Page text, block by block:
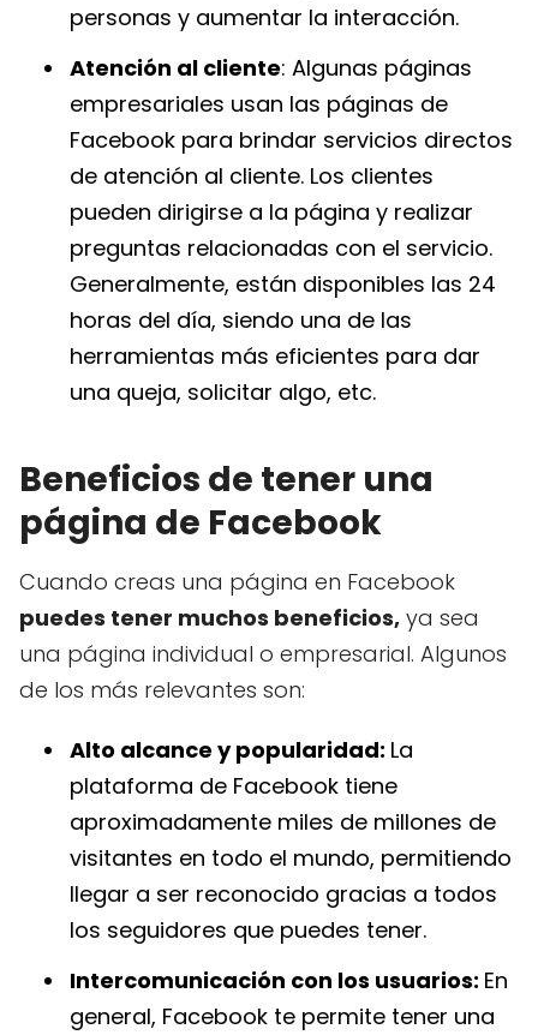
personas y aumentar la interacción.
Atención al cliente: Algunas páginas
empresariales usan las páginas de
Facebook para brindar servicios directos
de atención al cliente. Los clientes
pueden dirigirse a la página y realizar
preguntas relacionadas con el servicio.
Generalmente, están disponibles las 24
horas del día, siendo una de las
herramientas más eficientes para dar
una queja, solicitar algo, etc.
Beneficios de tener una
página de Facebook
Cuando creas una página en Facebook
puedes tener muchos beneficios, ya sea
una página individual o empresarial. Algunos
de los más relevantes son:
Alto alcance y popularidad: La
plataforma de Facebook tiene
aproximadamente miles de millones de
visitantes en todo el mundo, permitiendo
llegar a ser reconocido gracias a todos
los seguidores que puedes tener.
Intercomunicación con los usuarios: En
general, Facebook te permite tener una